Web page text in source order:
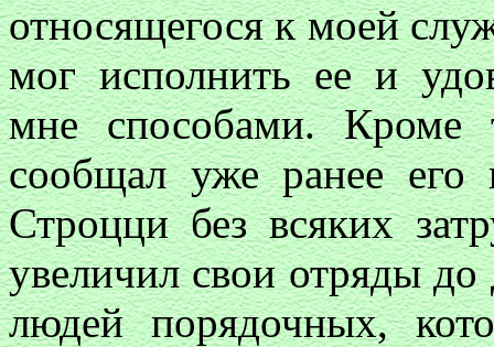
относящегося к моей
мог исполнить ее и
мне способами. Кроме
сообщал уже ранее его
Строцци без всяких
увеличил свои отряды до
людей порядочных,